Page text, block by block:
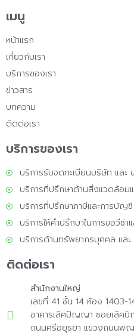
เมนู
หน้าแรก
เกี่ยวกับเรา
บริการของเรา
ข่าวสาร
บทความ
ติดต่อเรา
บริการของเรา
บริการรับจดทะเบียนบริษัท แล
บริการที่ปรึกษาด้านสิ่งแวดล้อม
บริการที่ปรึกษาภาษีและการบัญชี
บริการให้คำปรึกษาในการขอวีซ่
บริการด้านทรัพยากรบุคคล และ
ติดต่อเรา
สำนักงานใหญ่
เลขที่ 41 ชั้น 14 ห้อง 1403-
อาคารเลิศปัญญา ซอยเลิศ
ถนนศรีอยุธยา แขวงถนนพญ